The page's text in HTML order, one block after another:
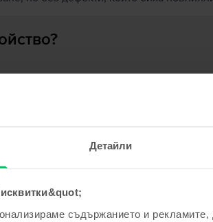
Детайли
съдържанието и
продукти с твоето